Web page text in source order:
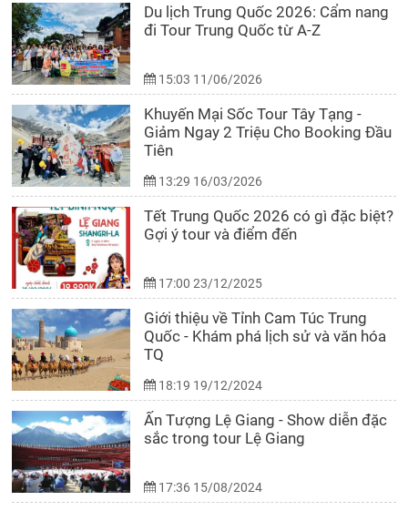
Du lịch Trung Quốc 2026: Cẩm nang
đi Tour Trung Quốc từ A-Z
15:03 11/06/2026
Khuyến Mại Sốc Tour Tây Tạng -
Giảm Ngay 2 Triệu Cho Booking Đầu
Tiên
13:29 16/03/2026
Tết Trung Quốc 2026 có gì đặc biệt?
Gợi ý tour và điểm đến
17:00 23/12/2025
Giới thiệu về Tỉnh Cam Túc Trung
Quốc - Khám phá lịch sử và văn hóa
TQ
18:19 19/12/2024
Ấn Tượng Lệ Giang - Show diễn đặc
sắc trong tour Lệ Giang
17:36 15/08/2024